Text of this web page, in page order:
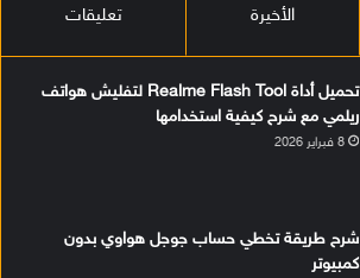
الأخيرة تعليقات
تحميل أداة Realme Flash Tool لتفليش هواتف
ريلمي مع شرح كيفية استخدامها
8 فبراير 2026
شرح طريقة تخطي حساب جوجل هواوي بدون
كمبيوتر